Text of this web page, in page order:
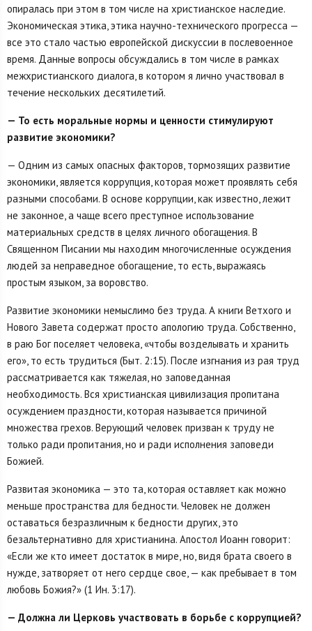
опиралась при этом в том числе на христианское наследие.
Экономическая этика, этика научно-технического прогресса —
все это стало частью европейской дискуссии в послевоенное
время. Данные вопросы обсуждались в том числе в рамках
межхристианского диалога, в котором я лично участвовал в
течение нескольких десятилетий.
— То есть моральные нормы и ценности стимулируют
развитие экономики?
— Одним из самых опасных факторов, тормозящих развитие
экономики, является коррупция, которая может проявлять себя
разными способами. В основе коррупции, как известно, лежит
не законное, а чаще всего преступное использование
материальных средств в целях личного обогащения. В
Священном Писании мы находим многочисленные осуждения
людей за неправедное обогащение, то есть, выражаясь
простым языком, за воровство.
Развитие экономики немыслимо без труда. А книги Ветхого и
Нового Завета содержат просто апологию труда. Собственно,
в раю Бог поселяет человека, «чтобы возделывать и хранить
его», то есть трудиться (Быт. 2:15). После изгнания из рая труд
рассматривается как тяжелая, но заповеданная
необходимость. Вся христианская цивилизация пропитана
осуждением праздности, которая называется причиной
множества грехов. Верующий человек призван к труду не
только ради пропитания, но и ради исполнения заповеди
Божией.
Развитая экономика — это та, которая оставляет как можно
меньше пространства для бедности. Человек не должен
оставаться безразличным к бедности других, это
безальтернативно для христианина. Апостол Иоанн говорит:
«Если же кто имеет достаток в мире, но, видя брата своего в
нужде, затворяет от него сердце свое, — как пребывает в том
любовь Божия?» (1 Ин. 3:17).
— Должна ли Церковь участвовать в борьбе с коррупцией?